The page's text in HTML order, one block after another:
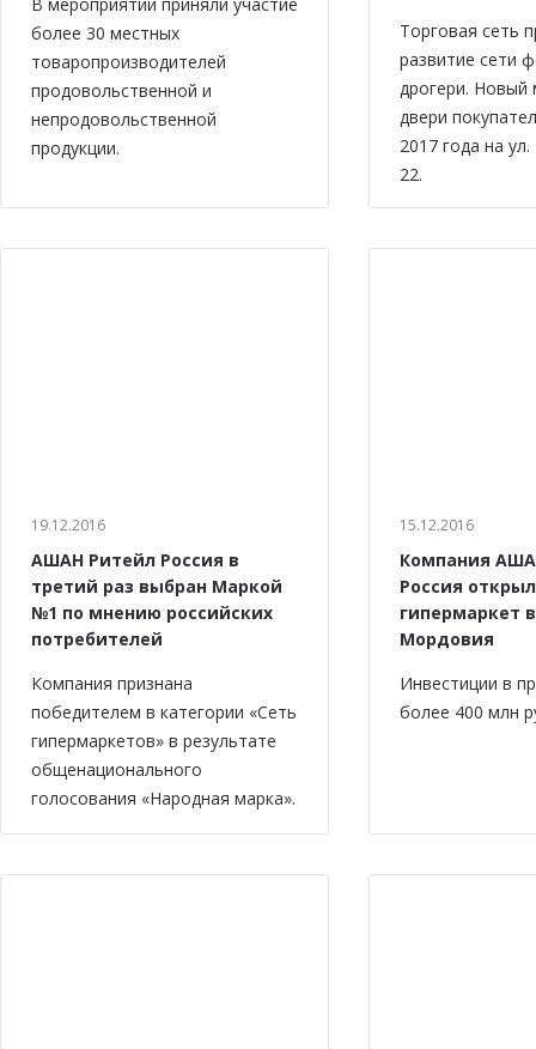
более 30 местных
товаропроизводителей
продовольственной и
непродовольственной
продукции.
Торговая сеть
развитие сети
дрогери. Новый
двери
2017 года на
22.
19.12.2016
АШАН Ритейл Россия в
третий раз выбран Маркой
№1 по мнению российских
потребителей
Компания признана
победителем в категории «Сеть
гипермаркетов» в результате
общенационального
голосования «Народная марка».
15.12.2016
Компания
Россия
гипермаркет
Мордовия
Инвестиции в
более 400 млн